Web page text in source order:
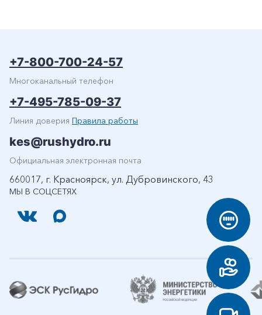
МЫ В СОЦСЕТЯХ
+7-800-700-24-57
Многоканальный телефон
+7-495-785-09-37
Линия доверия Правила работы
kes@rushydro.ru
Официальная электронная почта
660017, г. Красноярск, ул. Дубровинского, 43